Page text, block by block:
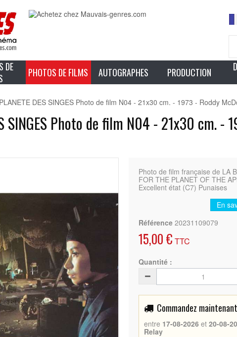
DE
PHOTOS DE FILMS AUTOGRAPHES PRODUCTION
DES SINGES Photo de film N04 - 21x30 cm. - 1973 - Roddy
SINGES Photo de film N04 - 21x30 cm. -
Photo de film française de LA
FOR THE PLANET OF THE
Excellent état (C7) Punaises
En
Référence 20231109079
15,00 € TTC
Quantité :
Commandez
entre 17-08-2026 et 20-08-
Relay